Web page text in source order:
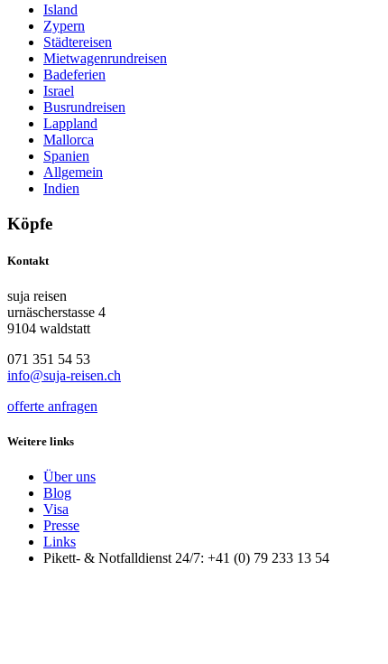
Island
Zypern
Städtereisen
Mietwagenrundreisen
Badeferien
Israel
Busrundreisen
Lappland
Mallorca
Spanien
Allgemein
Indien
Köpfe
Kontakt
suja reisen
urnäscherstasse 4
9104 waldstatt
071 351 54 53
info@suja-reisen.ch
offerte anfragen
Weitere links
Über uns
Blog
Visa
Presse
Links
Pikett- & Notfalldienst 24/7: +41 (0) 79 233 13 54